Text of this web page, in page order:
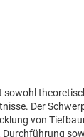
sowohl
Der
von
Karte